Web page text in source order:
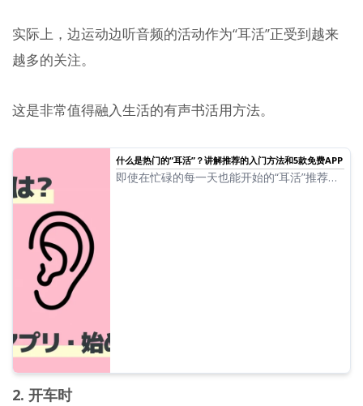
实际上，边运动边听音频的活动作为“耳活”正受到越来
越多的关注。
这是非常值得融入生活的有声书活用方法。
什么是热门的“耳活”？讲解推荐的入门方法和5款免费APP
即使在忙碌的每一天也能开始的“耳活”推荐。
2. 开车时